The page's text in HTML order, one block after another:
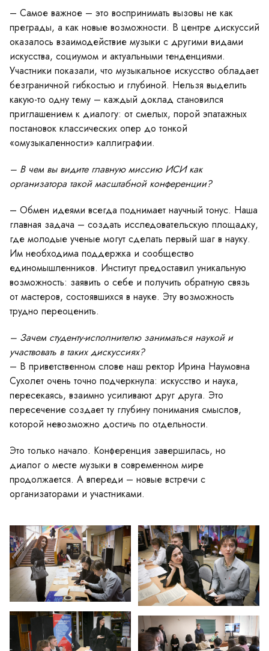
– Самое важное – это воспринимать вызовы не как
преграды, а как новые возможности. В центре дискуссий
оказалось взаимодействие музыки с другими видами
искусства, социумом и актуальными тенденциями.
Участники показали, что музыкальное искусство обладает
безграничной гибкостью и глубиной. Нельзя выделить
какую-то одну тему – каждый доклад становился
приглашением к диалогу: от смелых, порой эпатажных
постановок классических опер до тонкой
«омузыкаленности» каллиграфии.
– В чем вы видите главную миссию ИСИ как
организатора такой масштабной конференции?
– Обмен идеями всегда поднимает научный тонус. Наша
главная задача – создать исследовательскую площадку,
где молодые ученые могут сделать первый шаг в науку.
Им необходима поддержка и сообщество
единомышленников. Институт предоставил уникальную
возможность: заявить о себе и получить обратную связь
от мастеров, состоявшихся в науке. Эту возможность
трудно переоценить.
– Зачем студенту-исполнителю заниматься наукой и
участвовать в таких дискуссиях?
– В приветственном слове наш ректор Ирина Наумовна
Сухолет очень точно подчеркнула: искусство и наука,
пересекаясь, взаимно усиливают друг друга. Это
пересечение создает ту глубину понимания смыслов,
которой невозможно достичь по отдельности.
Это только начало. Конференция завершилась, но
диалог о месте музыки в современном мире
продолжается. А впереди – новые встречи с
организаторами и участниками.